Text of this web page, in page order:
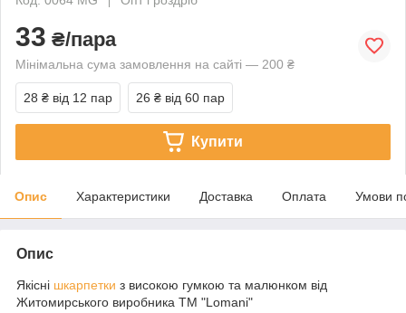
33 ₴/пара
Мінімальна сума замовлення на сайті — 200 ₴
28 ₴ від 12 пар 26 ₴ від 60 пар
Купити
Опис Характеристики Доставка Оплата Умови
Опис
Якісні шкарпетки з високою гумкою та малюнком від
Житомирського виробника ТМ "Lomani"